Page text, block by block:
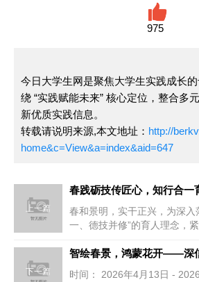
975
今日大学生网是聚焦大学生实践成长
绕 “实践赋能未来” 核心定位，整合多
新优质实践信息。
转载请说明来源,本文地址： http://
home&c=View&a=index&aid=647
上一篇
春和景明，实干正兴，为深入
一、德技并修”的育人理念，
下一篇
时间： 2026年4月13日 -